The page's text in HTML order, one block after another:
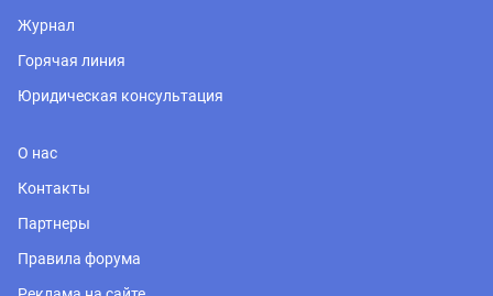
Журнал
Горячая линия
Юридическая консультация
О нас
Контакты
Партнеры
Правила форума